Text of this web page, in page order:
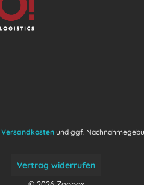
Versandkosten und ggf.
Vertrag widerrufen